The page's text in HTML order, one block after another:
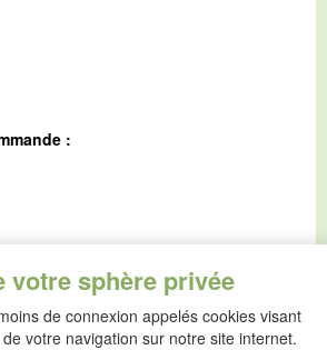
votre sphère privée
de connexion appelés cookies visant
votre navigation sur notre site internet.
: